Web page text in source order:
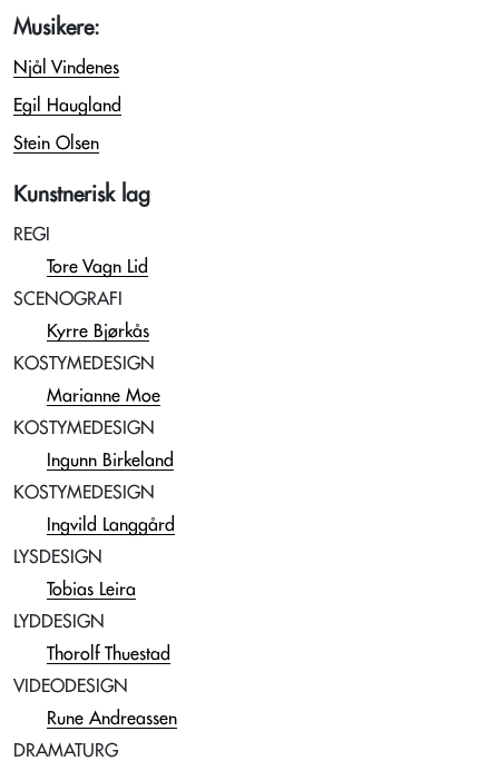
Musikere:
Njål Vindenes
Egil Haugland
Stein Olsen
Kunstnerisk lag
REGI
Tore Vagn Lid
SCENOGRAFI
Kyrre Bjørkås
KOSTYMEDESIGN
Marianne Moe
KOSTYMEDESIGN
Ingunn Birkeland
KOSTYMEDESIGN
Ingvild Langgård
LYSDESIGN
Tobias Leira
LYDDESIGN
Thorolf Thuestad
VIDEODESIGN
Rune Andreassen
DRAMATURG